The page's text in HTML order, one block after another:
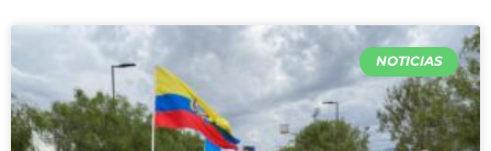
NOTICIAS